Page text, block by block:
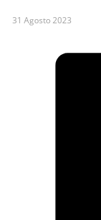
31 Agosto 2023